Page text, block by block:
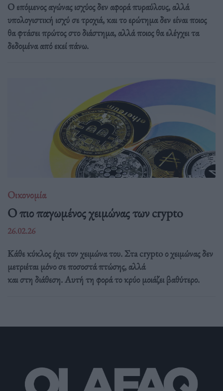
Ο επόμενος αγώνας ισχύος δεν αφορά πυραύλους, αλλά
υπολογιστική ισχύ σε τροχιά, και το ερώτημα δεν είναι ποιος
θα φτάσει πρώτος στο διάστημα, αλλά ποιος θα ελέγχει τα
δεδομένα από εκεί πάνω.
Οικονομία
Ο πιο παγωμένος χειμώνας των crypto
26.02.26
Κάθε κύκλος έχει τον χειμώνα του. Στa crypto ο χειμώνας δεν
μετριέται μόνο σε ποσοστά πτώσης, αλλά
και στη διάθεση. Αυτή τη φορά το κρύο μοιάζει βαθύτερο.